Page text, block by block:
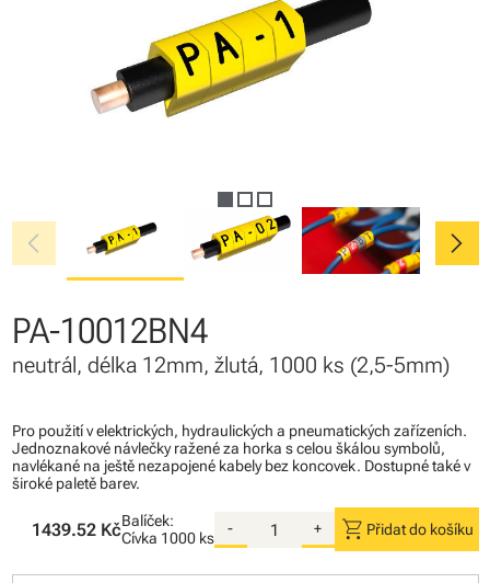
chevron_left chevron_right
PA-10012BN4
neutrál, délka 12mm, žlutá, 1000 ks (2,5-5mm)
Pro použití v elektrických, hydraulických a pneumatických zařízeních.
Jednoznakové návlečky ražené za horka s celou škálou symbolů,
navlékané na ještě nezapojené kabely bez koncovek. Dostupné také v
široké paletě barev.
1439.52 KčBalíček:
Cívka 1000 ks
- + shopping_cart Přidat do košíku